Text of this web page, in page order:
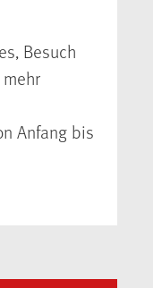
Besuch
Anfang bis